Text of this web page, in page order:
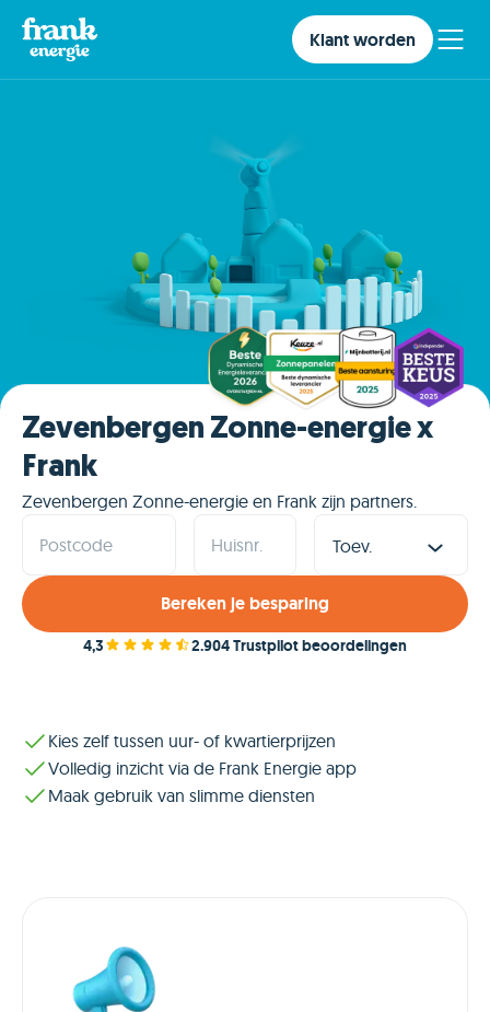
Klant worden
Zevenbergen Zonne-energie x
Frank
Zevenbergen Zonne-energie en Frank zijn partners.
Postcode
Huisnr.
Bereken je besparing
4,3 2.904 Trustpilot beoordelingen
Kies zelf tussen uur- of kwartierprijzen
Volledig inzicht via de Frank Energie app
Maak gebruik van slimme diensten